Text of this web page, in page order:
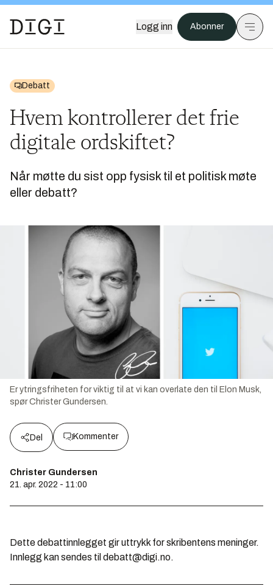
Logg inn Abonner
Debatt
Hvem kontrollerer det frie
digitale ordskiftet?
Når møtte du sist opp fysisk til et politisk møte
eller debatt?
Er ytringsfriheten for viktig til at vi kan overlate den til Elon Musk,
spør Christer Gundersen.
Del Kommenter
Christer Gundersen
21. apr. 2022 - 11:00
Dette debattinnlegget gir uttrykk for skribentens meninger.
Innlegg kan sendes til debatt@digi.no.